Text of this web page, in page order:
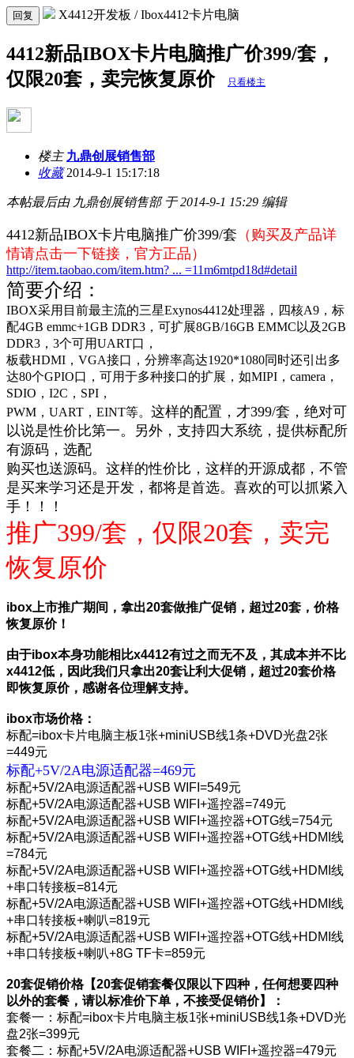
回复 X4412开发板 / Ibox4412卡片电脑
4412新品IBOX卡片电脑推广价399/套，
仅限20套，卖完恢复原价
只看楼主
楼主 九鼎创展销售部
收藏2014-9-1 15:17:18
本帖最后由 九鼎创展销售部 于 2014-9-1 15:29 编辑
4412新品IBOX卡片电脑推广价399/套 （购买及产品详
情请点击一下链接，官方正品）
http://item.taobao.com/item.htm? ... =11m6mtpd18d#detail
简要介绍：
IBOX采用目前最主流的三星Exynos4412处理器，四核A9， 标
配4GB emmc+1GB DDR3 ，可扩展8GB/16GB EMMC 以及 2GB
DDR3，3个可用UART口，
板载HDMI，VGA接口，分辨率高达1920*1080同时还引出多
达80个GPIO口， 可用于多种接口的扩展，如MIPI，camera，
SDIO，I2C，SPI，
PWM，UART，EINT等。 这样的配置，才399/套，绝对可
以说是性价比第一。另外，支持四大系统，提供标配所
有源码，选配
购买也送源码。这样的性价比，这样的开源成都，不管
是买来学习还是开发，都将是首选。喜欢的可以抓紧入
手！！！
推广399/套，仅限20套，卖完
恢复原价
ibox上市推广期间，拿出20套做推广促销，超过20套，价格
恢复原价！
由于ibox本身功能相比x4412有过之而无不及，其成本并不比
x4412低，因此我们只拿出20套让利大促销，超过20套价格
即恢复原价，感谢各位理解支持。
ibox市场价格：
标配=ibox卡片电脑主板1张+miniUSB线1条+DVD光盘2张
=449元
标配+5V/2A电源适配器=469元
标配+5V/2A电源适配器+USB WIFI=549元
标配+5V/2A电源适配器+USB WIFI+遥控器=749元
标配+5V/2A电源适配器+USB WIFI+遥控器+OTG线=754元
标配+5V/2A电源适配器+USB WIFI+遥控器+OTG线+HDMI线
=784元
标配+5V/2A电源适配器+USB WIFI+遥控器+OTG线+HDMI线
+串口转接板=814元
标配+5V/2A电源适配器+USB WIFI+遥控器+OTG线+HDMI线
+串口转接板+喇叭=819元
标配+5V/2A电源适配器+USB WIFI+遥控器+OTG线+HDMI线
+串口转接板+喇叭+8G TF卡=859元
20套促销价格【20套促销套餐仅限以下四种，任何想要四种
以外的套餐，请以标准价下单，不接受促销价】：
套餐一：标配=ibox卡片电脑主板1张+miniUSB线1条+DVD光
盘2张=399元
套餐二：标配+5V/2A电源适配器+USB WIFI+遥控器=479元